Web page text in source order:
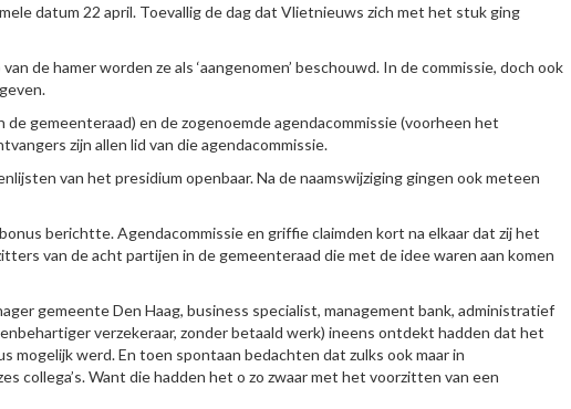
datum 22 april. Toevallig de dag dat Vlietnieuws zich met het stuk ging
de hamer worden ze als ‘aangenomen’ beschouwd. In de commissie, doch ook
gemeenteraad) en de zogenoemde agendacommissie (voorheen het
zijn allen lid van die agendacommissie.
van het presidium openbaar. Na de naamswijziging gingen ook meteen
berichtte. Agendacommissie en griffie claimden kort na elkaar dat zij het
van de acht partijen in de gemeenteraad die met de idee waren aan komen
gemeente Den Haag, business specialist, management bank, administratief
verzekeraar, zonder betaald werk) ineens ontdekt hadden dat het
mogelijk werd. En toen spontaan bedachten dat zulks ook maar in
collega’s. Want die hadden het o zo zwaar met het voorzitten van een